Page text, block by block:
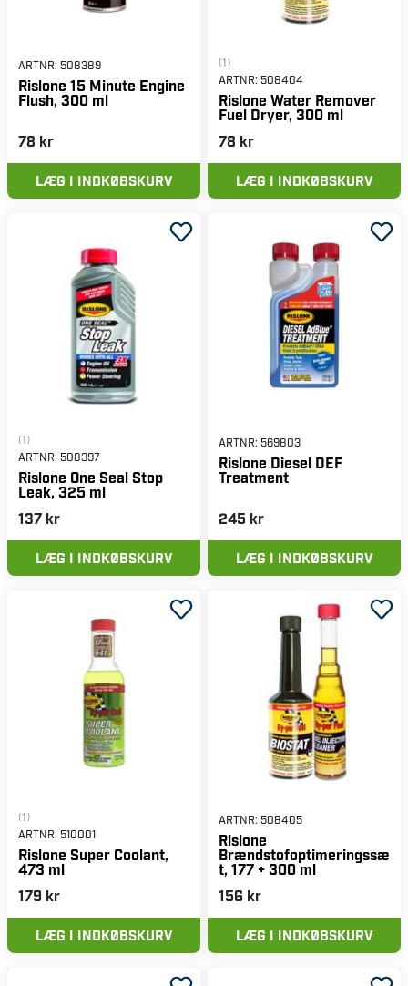
ARTNR: 508389
Rislone 15 Minute Engine
Flush, 300 ml
78 kr
LÆG I INDKØBSKURV
(1)
ARTNR: 508404
Rislone Water Remover
Fuel Dryer, 300 ml
78 kr
LÆG I INDKØBSKURV
(1)
ARTNR: 508397
Rislone One Seal Stop
Leak, 325 ml
137 kr
LÆG I INDKØBSKURV
ARTNR: 569803
Rislone Diesel DEF
Treatment
245 kr
LÆG I INDKØBSKURV
(1)
ARTNR: 510001
Rislone Super Coolant,
473 ml
179 kr
LÆG I INDKØBSKURV
ARTNR: 508405
Rislone
Brændstofoptimeringssæ
t, 177 + 300 ml
156 kr
LÆG I INDKØBSKURV